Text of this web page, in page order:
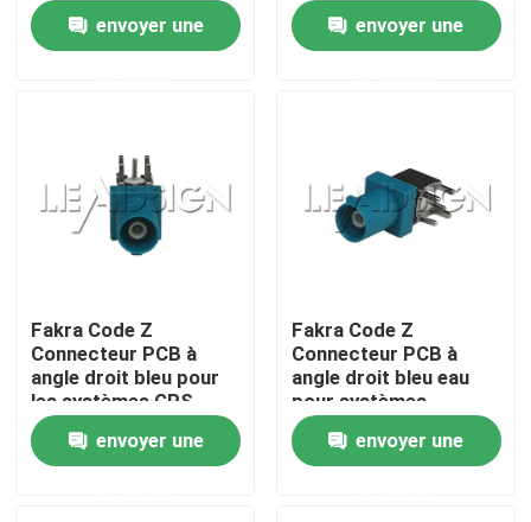
Vidéos
Visite de l'usine
Nous contacter
Demander un devis
envoyer une
envoyer une
Fakra Code Z
Connecteur PCB à
angle droit bleu pour
les systèmes GPS
embarqués
envoyer une
Fakra Code Z
Connecteur PCB à
angle droit bleu eau
pour systèmes
d'infotainment
envoyer une